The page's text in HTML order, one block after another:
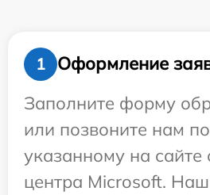
1
Оформление
Заполните форму
или позвоните нам
указанному на сайте
центра Microsoft.